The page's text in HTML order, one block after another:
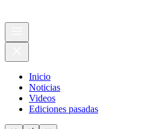
Inicio
Noticias
Videos
Ediciones pasadas